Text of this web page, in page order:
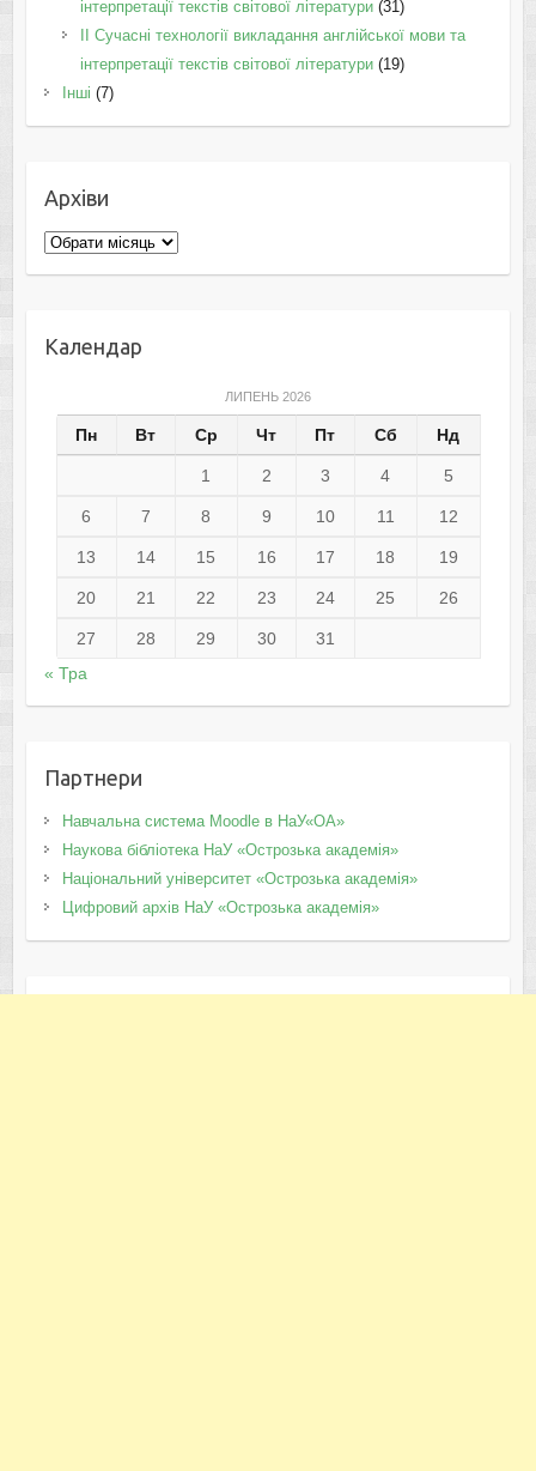
інтерпретації текстів світової літератури(31)
II Cучасні технології викладання англійської мови та
інтерпретації текстів світової літератури(19)
Інші (7)
Архіви
Архіви
Календар
ЛИПЕНЬ 2026
Пн Вт Ср Чт Пт Сб Нд
1 2 3 4 5
6 7 8 9 10 11 12
13 14 15 16 17 18 19
20 21 22 23 24 25 26
27 28 29 30
31
« Тра
Партнери
Навчальна система Moodle в НаУ«ОА»
Наукова бібліотека НаУ «Острозька академія»
Національний університет «Острозька академія»
Цифровий архів НаУ «Острозька академія»